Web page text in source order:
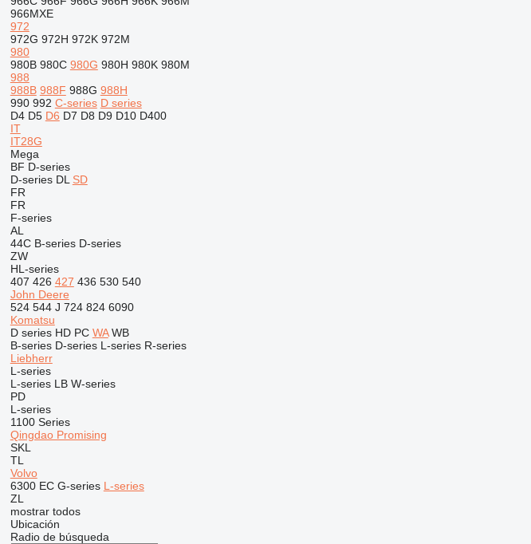
966MXE
972
972G 972H 972K 972M
980
980B 980C 980G 980H 980K 980M
988
988B 988F 988G 988H
990 992 C-series D series
D4 D5 D6 D7 D8 D9 D10 D400
IT
IT28G
Mega
BF D-series
D-series DL SD
FR
FR
F-series
AL
44C B-series D-series
ZW
HL-series
407 426 427 436 530 540
John Deere
524 544 J 724 824 6090
Komatsu
D series HD PC WA WB
B-series D-series L-series R-series
Liebherr
L-series
L-series LB W-series
PD
L-series
1100 Series
Qingdao Promising
SKL
TL
Volvo
6300 EC G-series L-series
ZL
mostrar todos
Ubicación
Radio de búsqueda